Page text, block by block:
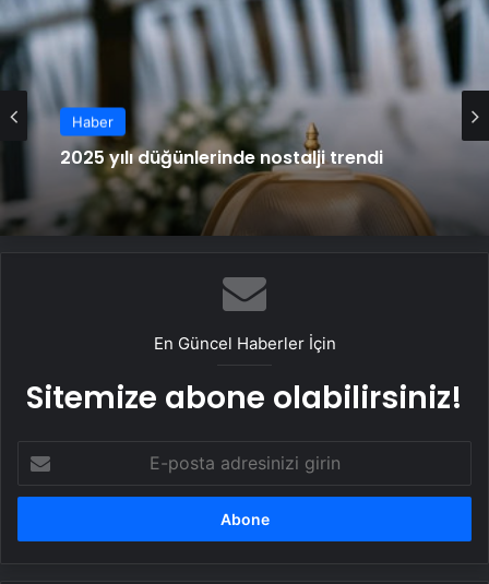
Haber
Erken yatan gençlerin zihinleri daha iyi
çalışıyor
En Güncel Haberler İçin
Sitemize abone olabilirsiniz!
posta
adresinizi